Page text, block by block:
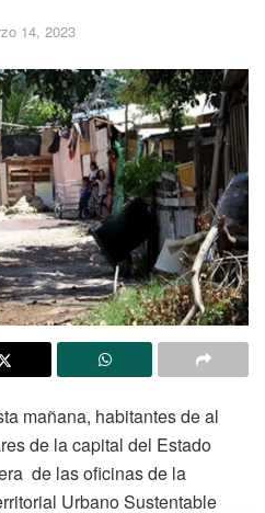
14, 2023
mañana, habitantes de al
de la capital del Estado
de las oficinas de la
Urbano Sustentable